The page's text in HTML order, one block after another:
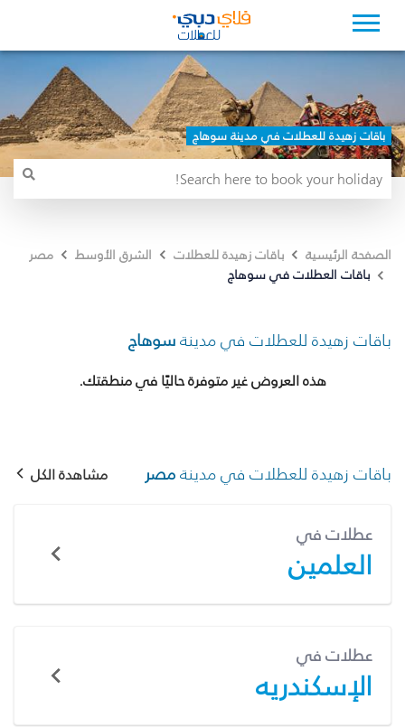
باقات زهيدة للعطلات في مدينة سوهاج
الصفحة الرئيسية باقات زهيدة للعطلات الشرق الأوسط
مصر
باقات العطلات في سوهاج
باقات زهيدة للعطلات في مدينةسوهاج
هذه العروض غير متوفرة حاليًا في منطقتك.
باقات زهيدة للعطلات في مدينةمصر مشاهدة الكل
عطلات في
العلمين
عطلات في
الإسكندريه